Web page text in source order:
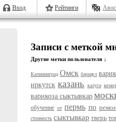
Вход Рейтинги
Записи с меткой
Другие метки пользователя ↓
Калининград Омск барнаул
иркутск казань калуга
варикоза сыктывкар
обучение от пермь по
стоимость сыктывкар тверь